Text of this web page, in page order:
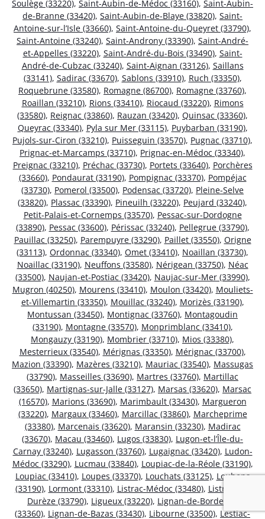
Soulège (33220), Saint-Aubin-de-Médoc (33160), Saint-Aubin-
de-Branne (33420), Saint-Aubin-de-Blaye (33820), Saint-
Antoine-sur-l’Isle (33660), Saint-Antoine-du-Queyret (33790),
Saint-Antoine (33240), Saint-Androny (33390), Saint-André-
et-Appelles (33220), Saint-André-du-Bois (33490), Saint-
André-de-Cubzac (33240), Saint-Aignan (33126), Saillans
(33141), Sadirac (33670), Sablons (33910), Ruch (33350),
Roquebrune (33580), Romagne (86700), Romagne (33760),
Roaillan (33210), Rions (33410), Riocaud (33220), Rimons
(33580), Reignac (33860), Rauzan (33420), Quinsac (33360),
Queyrac (33340), Pyla sur Mer (33115), Puybarban (33190),
Pujols-sur-Ciron (33210), Puisseguin (33570), Pugnac (33710),
Prignac-et-Marcamps (33710), Prignac-en-Médoc (33340),
Preignac (33210), Préchac (33730), Portets (33640), Porchères
(33660), Pondaurat (33190), Pompignac (33370), Pompéjac
(33730), Pomerol (33500), Podensac (33720), Pleine-Selve
(33820), Plassac (33390), Pineuilh (33220), Peujard (33240),
Petit-Palais-et-Cornemps (33570), Pessac-sur-Dordogne
(33890), Pessac (33600), Périssac (33240), Pellegrue (33790),
Pauillac (33250), Parempuyre (33290), Paillet (33550), Origne
(33113), Ordonnac (33340), Omet (33410), Noaillan (33730),
Noaillac (33190), Neuffons (33580), Nérigean (33750), Néac
(33500), Naujan-et-Postiac (33420), Naujac-sur-Mer (33990),
Mugron (40250), Mourens (33410), Moulon (33420), Mouliets-
et-Villemartin (33350), Mouillac (33240), Morizès (33190),
Montussan (33450), Montignac (33760), Montagoudin
(33190), Montagne (33570), Monprimblanc (33410),
Mongauzy (33190), Mombrier (33710), Mios (33380),
Mesterrieux (33540), Mérignas (33350), Mérignac (33700),
Mazion (33390), Mazères (33210), Mauriac (33540), Massugas
(33790), Masseilles (33690), Martres (33760), Martillac
(33650), Martignas-sur-Jalle (33127), Marsas (33620), Marsac
(16570), Marions (33690), Marimbault (33430), Margueron
(33220), Margaux (33460), Marcillac (33860), Marcheprime
(33380), Marcenais (33620), Maransin (33230), Madirac
(33670), Macau (33460), Lugos (33830), Lugon-et-l’Île-du-
Carnay (33240), Lugasson (33760), Lugaignac (33420), Ludon-
Médoc (33290), Lucmau (33840), Loupiac-de-la-Réole (33190),
Loupiac (33410), Loupes (33370), Louchats (33125), Loubens
(33190), Lormont (33310), Listrac-Médoc (33480), Listrac-de-
Durèze (33790), Ligueux (33220), Lignan-de-Bordeaux
(33360), Lignan-de-Bazas (33430), Libourne (33500), Lestiac-